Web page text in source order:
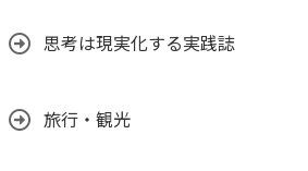
思考は現実化する実践誌
旅行・観光